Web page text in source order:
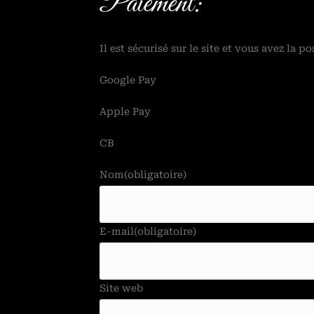
Il est sécurisé sur le site et vous avez la
Google Pay
Apple Pay
CB
Nom(obligatoire)
E-mail(obligatoire)
Site web